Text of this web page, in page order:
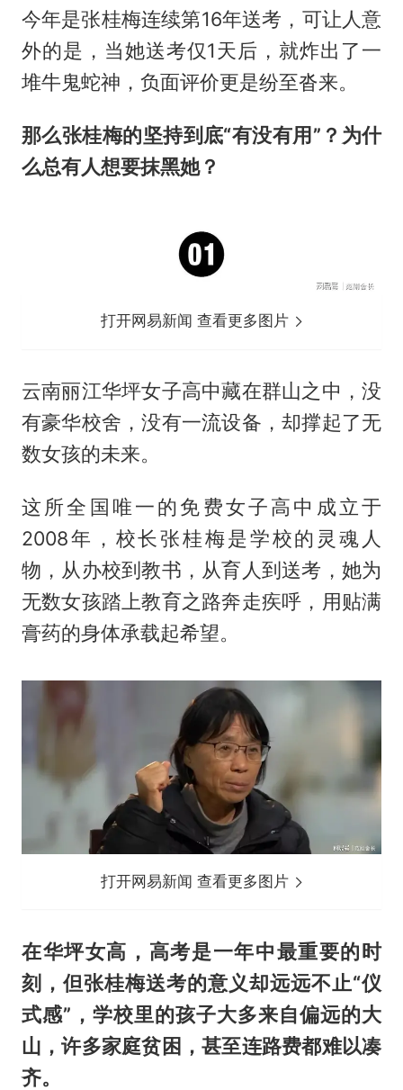
今年是张桂梅连续第16年送考，可让人意
外的是，当她送考仅1天后，就炸出了一
堆牛鬼蛇神，负面评价更是纷至沓来。
那么张桂梅的坚持到底“有没有用”？为什
么总有人想要抹黑她？
打开网易新闻 查看更多图片
云南丽江华坪女子高中藏在群山之中，没
有豪华校舍，没有一流设备，却撑起了无
数女孩的未来。
这所全国唯一的免费女子高中成立于
2008年，校长张桂梅是学校的灵魂人
物，从办校到教书，从育人到送考，她为
无数女孩踏上教育之路奔走疾呼，用贴满
膏药的身体承载起希望。
打开网易新闻 查看更多图片
在华坪女高，高考是一年中最重要的时
刻，但张桂梅送考的意义却远远不止“仪
式感”，学校里的孩子大多来自偏远的大
山，许多家庭贫困，甚至连路费都难以凑
齐。